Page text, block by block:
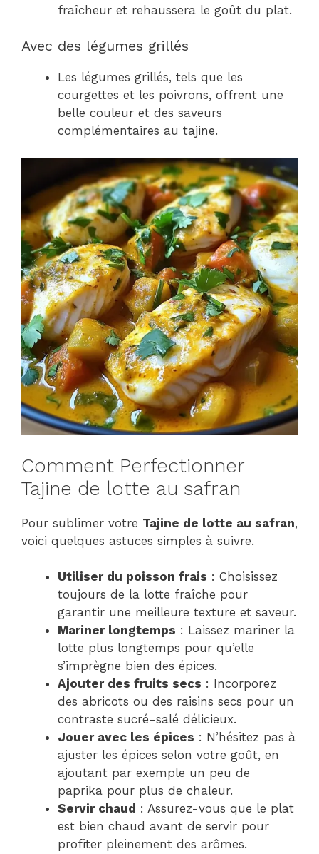
fraîcheur et rehaussera le goût du plat.
Avec des légumes grillés
Les légumes grillés, tels que les
courgettes et les poivrons, offrent une
belle couleur et des saveurs
complémentaires au tajine.
Comment Perfectionner
Tajine de lotte au safran
Pour sublimer votre Tajine de lotte au safran,
voici quelques astuces simples à suivre.
Utiliser du poisson frais : Choisissez
toujours de la lotte fraîche pour
garantir une meilleure texture et saveur.
Mariner longtemps : Laissez mariner la
lotte plus longtemps pour qu’elle
s’imprègne bien des épices.
Ajouter des fruits secs : Incorporez
des abricots ou des raisins secs pour un
contraste sucré-salé délicieux.
Jouer avec les épices : N’hésitez pas à
ajuster les épices selon votre goût, en
ajoutant par exemple un peu de
paprika pour plus de chaleur.
Servir chaud : Assurez-vous que le plat
est bien chaud avant de servir pour
profiter pleinement des arômes.